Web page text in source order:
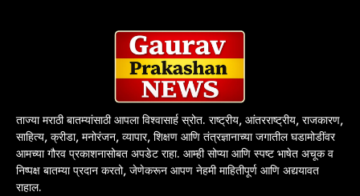
ताज्या मराठी बातम्यांसाठी आपला विश्वासार्ह स्रोत. राष्ट्रीय, आंतरराष्ट्रीय, राजकारण,
साहित्य, क्रीडा, मनोरंजन, व्यापार, शिक्षण आणि तंत्रज्ञानाच्या जगातील घडामोडींवर
आमच्या गौरव प्रकाशनासोबत अपडेट राहा. आम्ही सोप्या आणि स्पष्ट भाषेत अचूक व
निष्पक्ष बातम्या प्रदान करतो, जेणेकरून आपण नेहमी माहितीपूर्ण आणि अद्ययावत
राहाल.